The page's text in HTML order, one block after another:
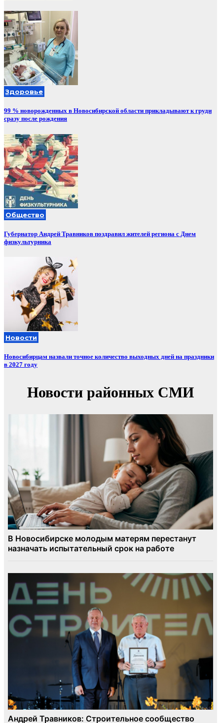
Здоровье
99 % новорожденных в Новосибирской области прикладывают к груди
сразу после рождения
Общество
Губернатор Андрей Травников поздравил жителей региона с Днем
физкультурника
Новости
Новосибирцам назвали точное количество выходных дней на праздники
в 2027 году